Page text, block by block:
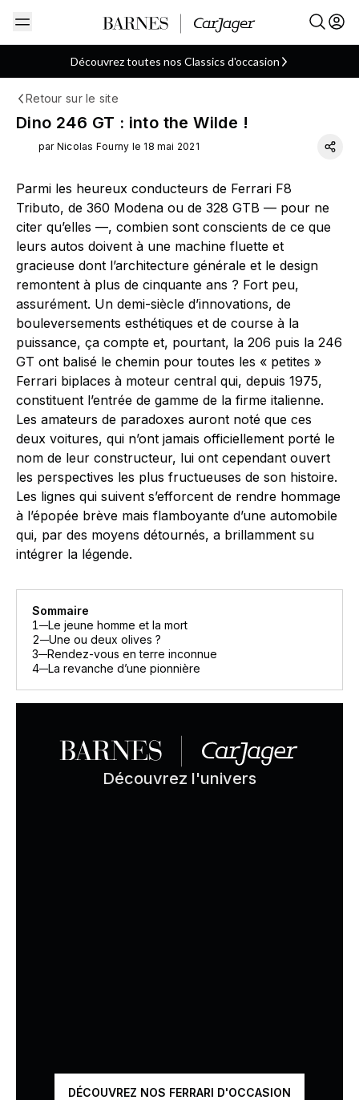
Découvrez toutes nos Classics d'occasion
ARTICLE Coupé
Retour sur le site
Dino 246 GT : into the Wilde !
par Nicolas Fourny le 18 mai 2021
Parmi les heureux conducteurs de Ferrari F8
Tributo, de 360 Modena ou de 328 GTB — pour ne
citer qu’elles —, combien sont conscients de ce que
leurs autos doivent à une machine fluette et
gracieuse dont l’architecture générale et le design
remontent à plus de cinquante ans ? Fort peu,
assurément. Un demi-siècle d’innovations, de
bouleversements esthétiques et de course à la
puissance, ça compte et, pourtant, la 206 puis la 246
GT ont balisé le chemin pour toutes les « petites »
Ferrari biplaces à moteur central qui, depuis 1975,
constituent l’entrée de gamme de la firme italienne.
Les amateurs de paradoxes auront noté que ces
deux voitures, qui n’ont jamais officiellement porté le
nom de leur constructeur, lui ont cependant ouvert
les perspectives les plus fructueuses de son histoire.
Les lignes qui suivent s’efforcent de rendre hommage
à l’épopée brève mais flamboyante d’une automobile
qui, par des moyens détournés, a brillamment su
intégrer la légende.
Sommaire
1
Le jeune homme et la mort
2
Une ou deux olives ?
3
Rendez-vous en terre inconnue
4
La revanche d’une pionnière
Découvrez l'univers
DÉCOUVREZ NOS FERRARI D'OCCASION